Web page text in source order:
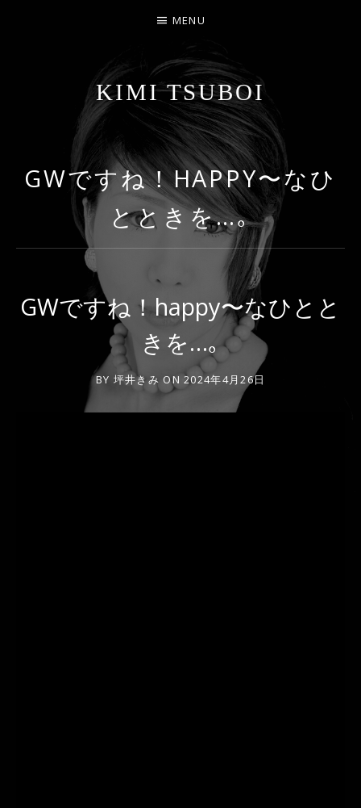
KIMI TSUBOI
名古屋のJAZZ PIANIST
MENU
GWですね！HAPPY〜なひ
とときを…｡
GWですね！happy〜なひとと
きを…｡
BY 坪井きみ ON 2024年4月26日